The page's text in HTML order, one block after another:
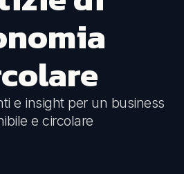
e insight per un business
e circolare